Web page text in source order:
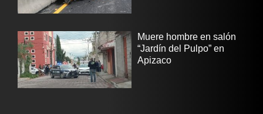
Muere hombre en salón
“Jardín del Pulpo” en
Apizaco